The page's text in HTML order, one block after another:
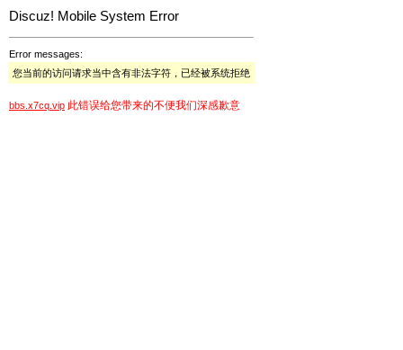
Discuz! Mobile System Error
Error messages:
您当前的访问请求当中含有非法字符，已经被系统拒绝
bbs.x7cq.vip 此错误给您带来的不便我们深感歉意